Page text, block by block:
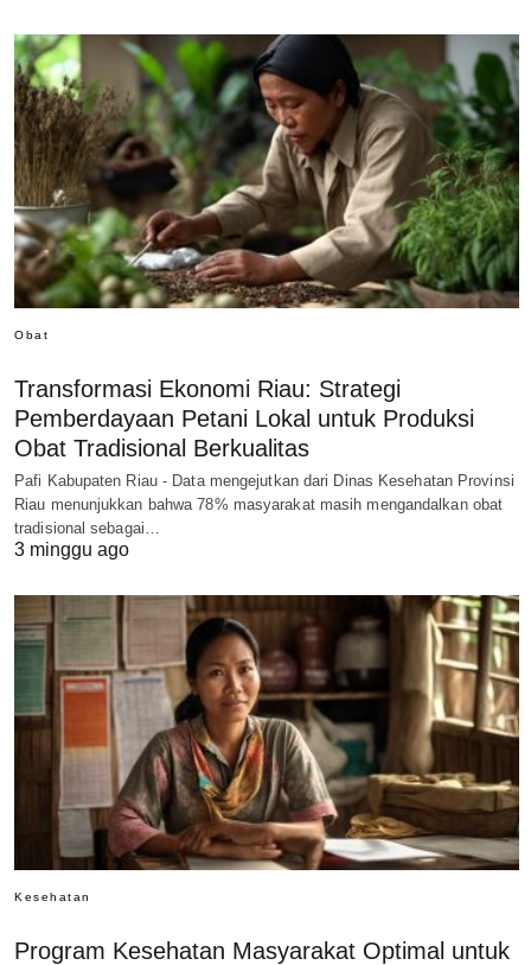
Obat
Transformasi Ekonomi Riau: Strategi
Pemberdayaan Petani Lokal untuk Produksi
Obat Tradisional Berkualitas
Pafi Kabupaten Riau - Data mengejutkan dari Dinas Kesehatan Provinsi
Riau menunjukkan bahwa 78% masyarakat masih mengandalkan obat
tradisional sebagai…
3 minggu ago
Kesehatan
Program Kesehatan Masyarakat Optimal untuk